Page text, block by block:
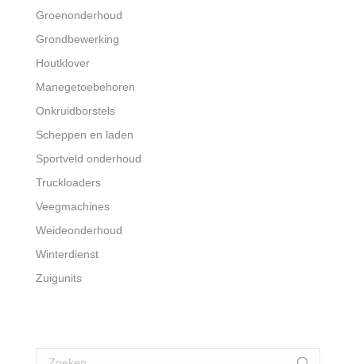
Groenonderhoud
Grondbewerking
Houtklover
Manegetoebehoren
Onkruidborstels
Scheppen en laden
Sportveld onderhoud
Truckloaders
Veegmachines
Weideonderhoud
Winterdienst
Zuigunits
Search: